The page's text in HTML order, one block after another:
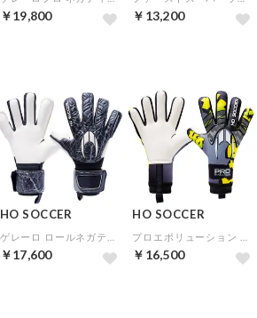
￥19,800 ￥13,200
HO SOCCER
￥17,600
HO SOCCER
￥16,500